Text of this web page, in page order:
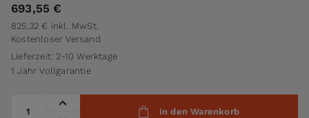
693,55 €
825,32 € inkl. MwSt.
Kostenloser Versand
Lieferzeit: 2-10 Werktage
1 Jahr Vollgarantie
in den Warenkorb